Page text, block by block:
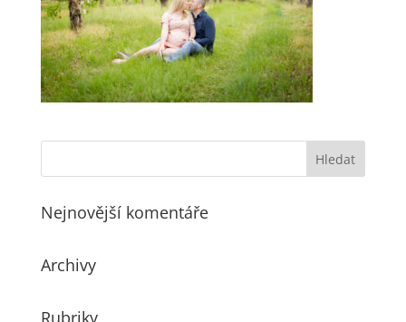
Nejnovější komentáře
Archivy
Rubriky